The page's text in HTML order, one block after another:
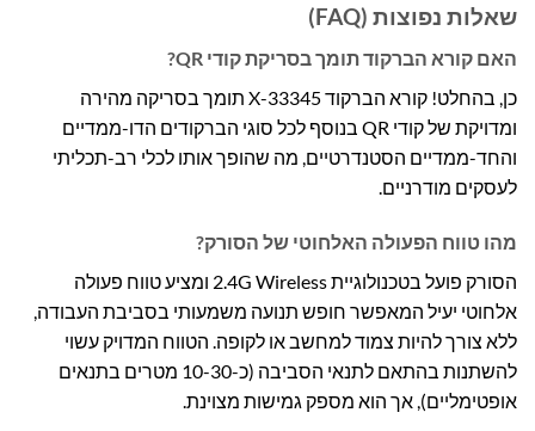
שאלות נפוצות (FAQ)
האם קורא הברקוד תומך בסריקת קודי QR?
כן, בהחלט! קורא הברקוד X-33345 תומך בסריקה מהירה
ומדויקת של קודי QR בנוסף לכל סוגי הברקודים הדו-ממדיים
והחד-ממדיים הסטנדרטיים, מה שהופך אותו לכלי רב-תכליתי
לעסקים מודרניים.
מהו טווח הפעולה האלחוטי של הסורק?
הסורק פועל בטכנולוגיית 2.4G Wireless ומציע טווח פעולה
אלחוטי יעיל המאפשר חופש תנועה משמעותי בסביבת העבודה,
ללא צורך להיות צמוד למחשב או לקופה. הטווח המדויק עשוי
להשתנות בהתאם לתנאי הסביבה (כ-10-30 מטרים בתנאים
אופטימליים), אך הוא מספק גמישות מצוינת.